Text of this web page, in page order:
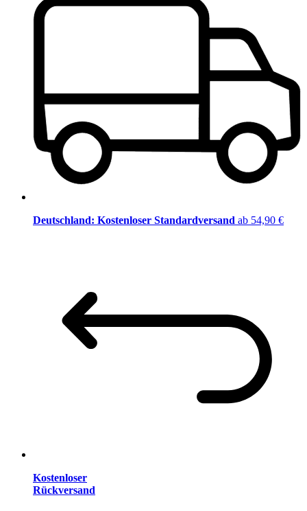
Deutschland: Kostenloser Standardversand ab 54,90 €
Kostenloser
Rückversand